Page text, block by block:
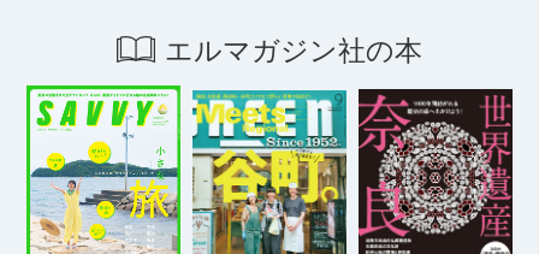
エルマガジン社の本